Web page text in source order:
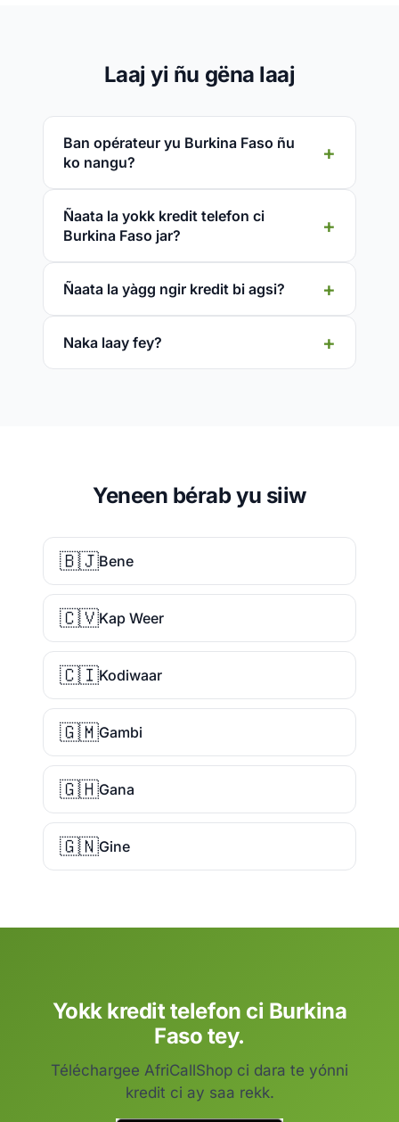
Laaj yi ñu gëna laaj
Ban opérateur yu Burkina Faso ñu
ko nangu?
Ñaata la yokk kredit telefon ci
Burkina Faso jar?
Ñaata la yàgg ngir kredit bi agsi?
Naka laay fey?
Yeneen bérab yu siiw
🇧🇯Bene
🇨🇻Kap Weer
🇨🇮Kodiwaar
🇬🇲Gambi
🇬🇭Gana
🇬🇳Gine
Yokk kredit telefon ci Burkina
Faso tey.
Téléchargee AfriCallShop ci dara te yónni
kredit ci ay saa rekk.